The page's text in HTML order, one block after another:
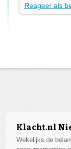
Reageer als
Klacht.nl
Wekelijks de